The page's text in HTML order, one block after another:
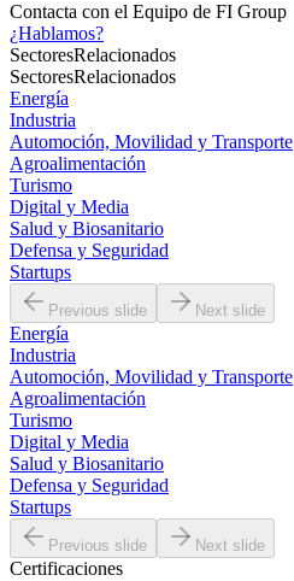
Contacta con el Equipo de FI Group
¿Hablamos?
SectoresRelacionados
SectoresRelacionados
Energía
Industria
Automoción, Movilidad y Transporte
Agroalimentación
Turismo
Digital y Media
Salud y Biosanitario
Defensa y Seguridad
Startups
Previous slide Next slide
Energía
Industria
Automoción, Movilidad y Transporte
Agroalimentación
Turismo
Digital y Media
Salud y Biosanitario
Defensa y Seguridad
Startups
Previous slide Next slide
Certificaciones